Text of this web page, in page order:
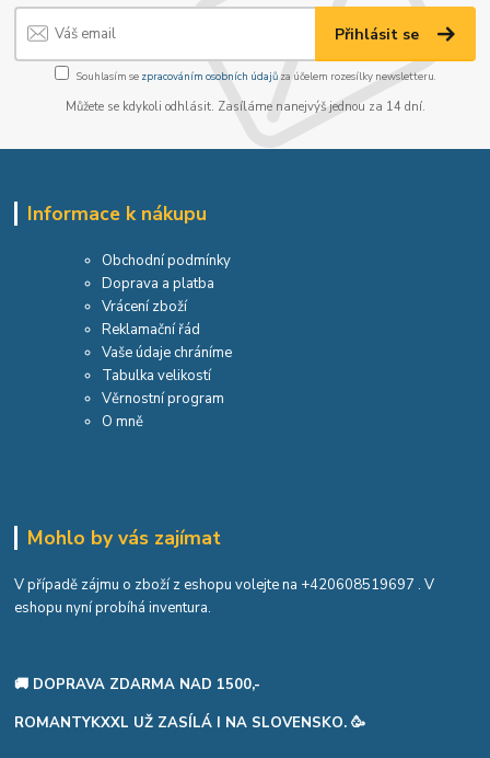
Přihlásit se
Souhlasím se zpracováním osobních údajůza účelem rozesílky newsletteru.
Můžete se kdykoli odhlásit. Zasíláme nanejvýš jednou za 14 dní.
Informace k nákupu
Obchodní podmínky
Doprava a platba
Vrácení zboží
Reklamační řád
Vaše údaje chráníme
Tabulka velikostí
Věrnostní program
O mně
Mohlo by vás zajímat
V případě zájmu o zboží z eshopu volejte na +420608519697 . V
eshopu nyní probíhá inventura.
🚚 DOPRAVA ZDARMA NAD 1500,-
ROMANTYKXXL UŽ ZASÍLÁ I NA SLOVENSKO. 🥳